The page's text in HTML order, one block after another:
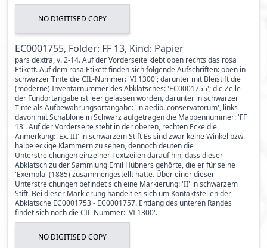
NO DIGITISED COPY
EC0001755, Folder: FF 13, Kind: Papier
pars dextra, v. 2-14. Auf der Vorderseite klebt oben rechts das rosa
Etikett. Auf dem rosa Etikett finden sich folgende Aufschriften: oben in
schwarzer Tinte die CIL-Nummer: 'VI 1300'; darunter mit Bleistift die
(moderne) Inventarnummer des Abklatsches: 'EC0001755'; die Zeile
der Fundortangabe ist leer gelassen worden, darunter in schwarzer
Tinte als Aufbewahrungsortangabe: 'in aedib. conservatorum', links
davon mit Schablone in Schwarz aufgetragen die Mappennummer: 'FF
13'. Auf der Vorderseite steht in der oberen, rechten Ecke die
Anmerkung: 'Ex. III' in schwarzem Stift Es sind zwar keine Winkel bzw.
halbe eckige Klammern zu sehen, dennoch deuten die
Unterstreichungen einzelner Textzeilen darauf hin, dass dieser
Abklatsch zu der Sammlung Emil Hübners gehörte, die er für seine
'Exempla' (1885) zusammengestellt hatte. Über einer dieser
Unterstreichungen befindet sich eine Markierung: 'II' in schwarzem
Stift. Bei dieser Markierung handelt es sich um Kontaktstellen der
Abklatsche EC0001753 - EC0001757. Entlang des unteren Randes
findet sich noch die CIL-Nummer: 'VI 1300'.
NO DIGITISED COPY